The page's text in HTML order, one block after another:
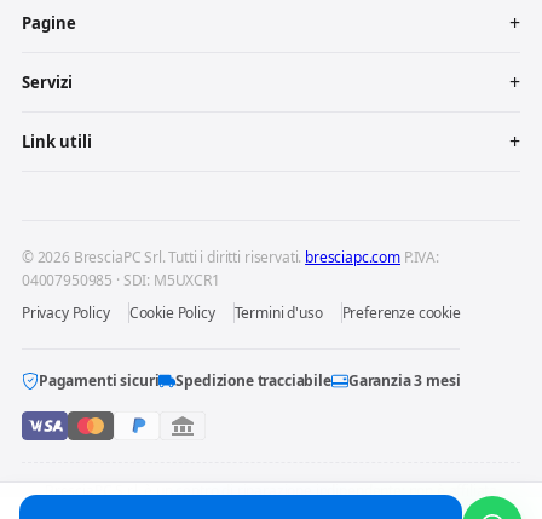
Pagine
Servizi
Link utili
© 2026 BresciaPC Srl. Tutti i diritti riservati. bresciapc.com P.IVA:
04007950985 · SDI: M5UXCR1
Privacy Policy
Cookie Policy Termini d'uso Preferenze cookie
Pagamenti sicuri Spedizione tracciabile Garanzia 3 mesi
BresciaPC S.r.l. è un centro di riparazione indipendente: non è affiliata
né autorizzata dai produttori dei dispositivi riparati. Marchi e loghi